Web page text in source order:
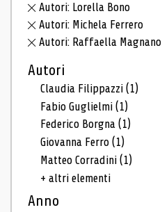
Autori: Lorella Bono
Autori: Michela Ferrero
Autori: Raffaella Magnano
Autori
Claudia Filippazzi(1)
Fabio Guglielmi(1)
Federico Borgna(1)
Giovanna Ferro(1)
Matteo Corradini(1)
+ altri elementi
Anno